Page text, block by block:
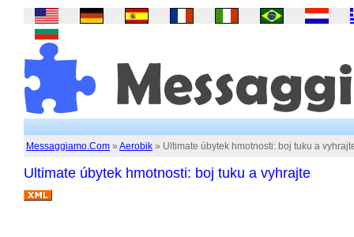
Messaggiamo.Com » Aerobik » Ultimate úbytek hmotnosti: boj tuku a
Ultimate úbytek hmotnosti: boj tuku a vyhrajte